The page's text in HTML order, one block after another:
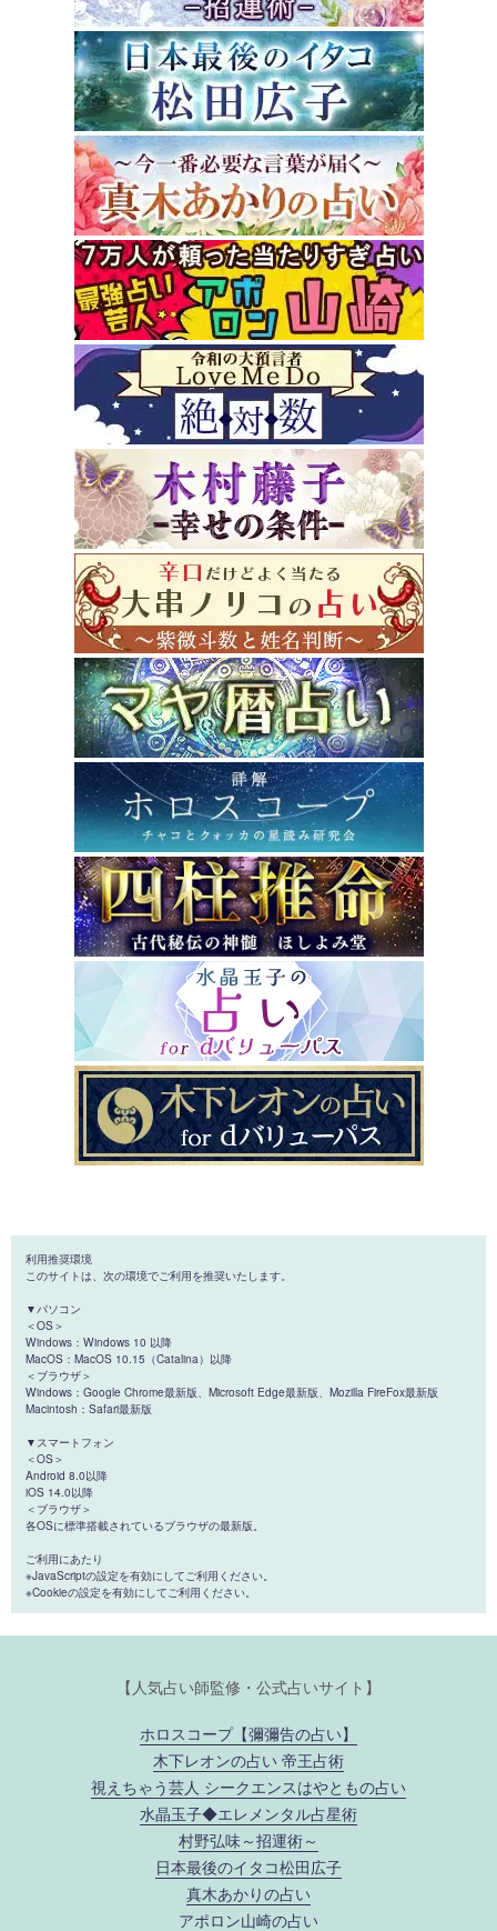
利用推奨環境
このサイトは、次の環境でご利用を推奨いたします。
▼パソコン
＜OS＞
Windows：Windows 10 以降
MacOS：MacOS 10.15（Catalina）以降
＜ブラウザ＞
Windows：Google Chrome最新版、Microsoft Edge最新版、Mozilla FireFox最新版
Macintosh：Safari最新版
▼スマートフォン
＜OS＞
Android 8.0以降
iOS 14.0以降
＜ブラウザ＞
各OSに標準搭載されているブラウザの最新版。
ご利用にあたり
※JavaScriptの設定を有効にしてご利用ください。
※Cookieの設定を有効にしてご利用ください。
【人気占い師監修・公式占いサイト】
ホロスコープ【彌彌告の占い】
木下レオンの占い 帝王占術
視えちゃう芸人 シークエンスはやともの占い
水晶玉子◆エレメンタル占星術
村野弘味～招運術～
日本最後のイタコ松田広子
真木あかりの占い
アポロン山崎の占い